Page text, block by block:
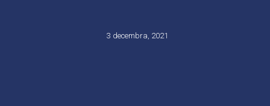
3 decembra, 2021